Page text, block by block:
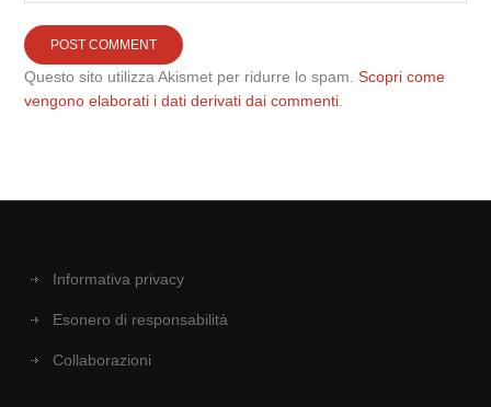
Questo sito utilizza Akismet per ridurre lo spam.Scopri come
vengono elaborati i dati derivati dai commenti
Informativa privacy
Esonero di responsabilità
Collaborazioni